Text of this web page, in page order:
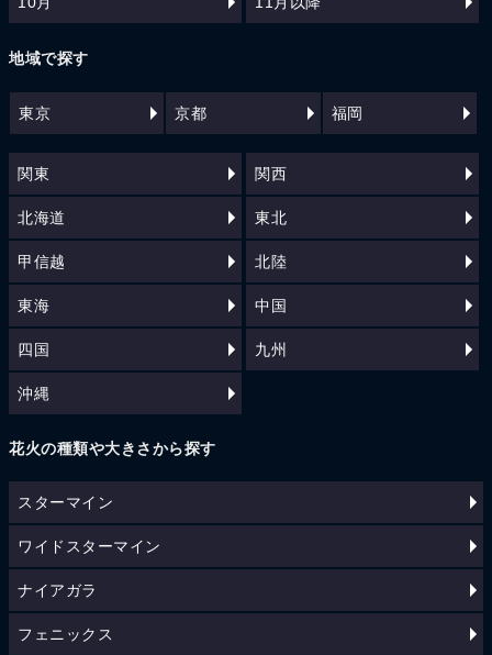
地域で探す
東京 京都 福岡
関東 関西
北海道 東北
甲信越 北陸
東海 中国
四国 九州
沖縄
花火の種類や大きさから探す
スターマイン
ワイドスターマイン
ナイアガラ
フェニックス